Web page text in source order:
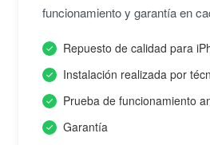
funcionamiento y garantía en
Repuesto de calidad para
Instalación realizada por
Prueba de funcionamiento
Garantía